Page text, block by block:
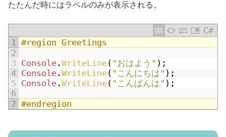
たたんだ時にはラベルのみが表示される。
C#
1
2
3
4
5
6
7
#region Greetings
Console .WriteLine( "おはよう" ) ;
Console .WriteLine( "こんにちは" ) ;
Console .WriteLine( "こんばんは" ) ;
#endregion